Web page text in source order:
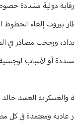
دولية مشددة
إلغاء الخطوط
ورجحت مصادر في
أو لأسباب
والعسكرية العميد خالد
عادية ومعتمدة في كل